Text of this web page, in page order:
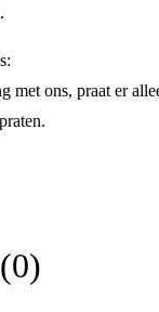
met ons, praat er
0)